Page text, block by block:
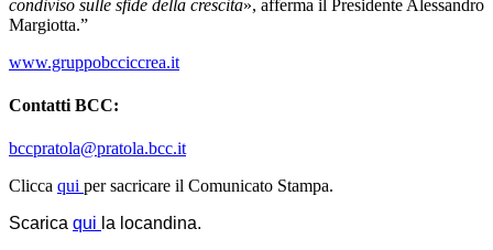
condiviso sulle sfide della crescita», afferma il Presidente Alessandro
Margiotta.”
www.gruppobcciccrea.it
Contatti BCC:
bccpratola@pratola.bcc.it
Clicca qui per sacricare il Comunicato Stampa.
Scarica qui la locandina.